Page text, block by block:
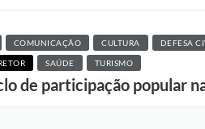
COMUNICAÇÃO CULTURA DEFESA
SAÚDE TURISMO
de participação popular